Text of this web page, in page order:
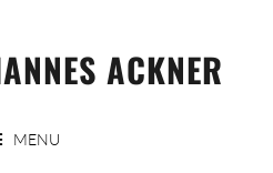
ACKNER
MENU